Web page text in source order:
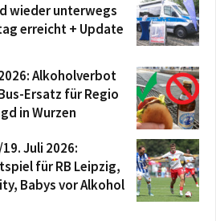
wieder unterwegs
erreicht + Update
Alkoholverbot
Ersatz für Regio
in Wurzen
Juli 2026:
für RB Leipzig,
Babys vor Alkohol